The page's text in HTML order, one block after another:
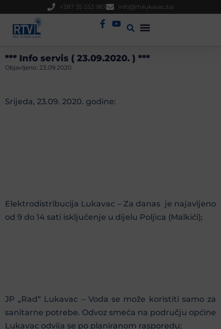
+387 35 553 967 info@rtvlukavac.ba
*** Info servis ( 23.09.2020. ) ***
Objavljeno: 23.09.2020.
Srijeda, 23.09. 2020. godine:
Elektrodistribucija Lukavac – Za danas je najavljeno
od 9 do 14 sati isključenje u dijelu Poljica (Malkići);
JP „Rad“ Lukavac – Voda se može koristiti samo za
sanitarne potrebe. Odvoz smeća na području općine
Lukavac odvija se po planiranom rasporedu;